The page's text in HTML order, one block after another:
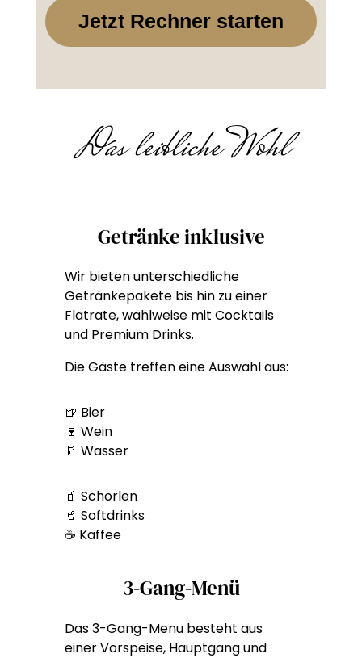
Jetzt Rechner starten
Das leibliche Wohl
Getränke inklusive
Wir bieten unterschiedliche
Getränkepakete bis hin zu einer
Flatrate, wahlweise mit Cocktails
und Premium Drinks.
Die Gäste treffen eine Auswahl aus:
🍺 Bier
🍷 Wein
🥛 Wasser
🧃 Schorlen
🥤 Softdrinks
☕ Kaffee
3-Gang-Menü
Das 3-Gang-Menu besteht aus
einer Vorspeise, Hauptgang und